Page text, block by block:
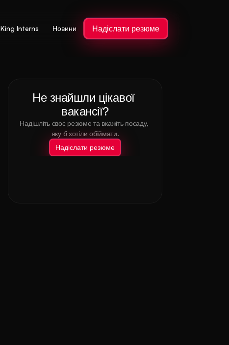
King Interns Новини Надіслати резюме
Не знайшли цікавої
вакансії?
Надішліть своє резюме та вкажіть посаду,
яку б хотіли обіймати.
Надіслати резюме